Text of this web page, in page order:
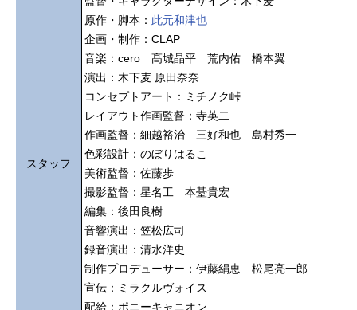
スタッフ
原作・脚本： 此元和津也
企画・制作：CLAP
⾳楽：cero 髙城晶平 荒内佑 橋本翼
演出：木下麦 原田奈奈
コンセプトアート：ミチノク峠
レイアウト作画監督：寺英二
作画監督：細越裕治 三好和也 島村秀一
色彩設計：のぼりはるこ
美術監督：佐藤歩
撮影監督：星名工 本䑓貴宏
編集：後田良樹
音響演出：笠松広司
録音演出：清水洋史
制作プロデューサー：伊藤絹恵 松尾亮一郎
宣伝：ミラクルヴォイス
配給：ポニーキャニオン